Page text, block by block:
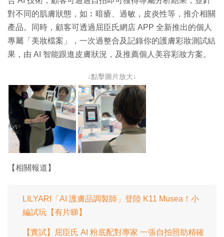
對不同的肌膚狀態，如︰暗瘡、過敏，皮炎性等，推介相關
產品。同時，顧客可透過屈臣氏網店 APP 全新推出的個人
專屬「美妝檔案」，一次過整合及記錄你的護膚彩妝測試結
果，由 AI 智能跟進皮膚狀況，及推薦個人美容彩妝方案。
↓點擊圖片放大↓
【相關報道】
LILYARI「AI 護膚品調製師」登陸 K11 Musea！小
編試玩【有片睇】
【實試】屈臣氏 AI 粉底配對專家 一張自拍照助精確